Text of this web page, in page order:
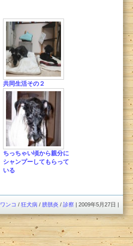
共同生活その２
ちっちゃい頃から親分に
シャンプーしてもらって
いる
ワンコ / 狂犬病 / 膀胱炎 / 診察 | 2009年5月27日 |